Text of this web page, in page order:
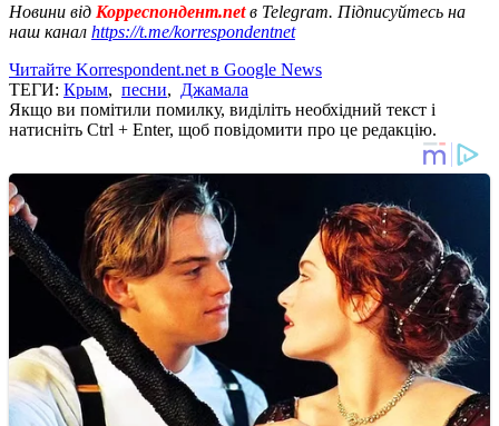
Новини від Корреспондент.netв Telegram. Підписуйтесь на
наш канал https://t.me/korrespondentnet
Читайте Korrespondent.net в Google News
ТЕГИ: Крым, песни, Джамала
Якщо ви помітили помилку, виділіть необхідний текст і
натисніть Ctrl + Enter, щоб повідомити про це редакцію.